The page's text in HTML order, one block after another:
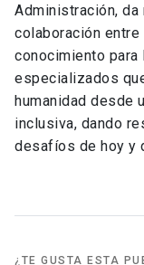
Administración,
colaboración
conocimiento
especializados
humanidad desde
inclusiva, dando
desafíos de hoy y
¿TE GUSTA ESTA